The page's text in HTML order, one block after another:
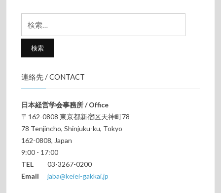
索:
連絡先 / CONTACT
日本経営学会事務所 / Office
〒162-0808 東京都新宿区天神町78
78 Tenjincho, Shinjuku-ku, Tokyo
162-0808, Japan
9:00 - 17:00
TEL03-3267-0200
Emailjaba@keiei-gakkai.jp